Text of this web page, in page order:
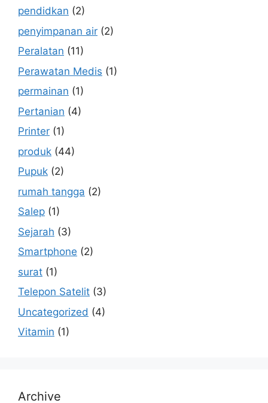
pendidkan (2)
penyimpanan air (2)
Peralatan (11)
Perawatan Medis (1)
permainan (1)
Pertanian (4)
Printer (1)
produk (44)
Pupuk (2)
rumah tangga (2)
Salep (1)
Sejarah (3)
Smartphone (2)
surat (1)
Telepon Satelit (3)
Uncategorized (4)
Vitamin (1)
Archive